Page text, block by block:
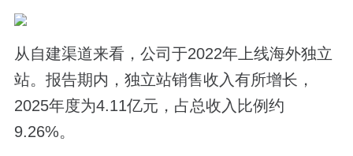
从自建渠道来看，公司于2022年上线海外独立
站。报告期内，独立站销售收入有所增长，
2025年度为4.11亿元，占总收入比例约
9.26%。